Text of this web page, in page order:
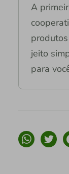
A
jeito
para